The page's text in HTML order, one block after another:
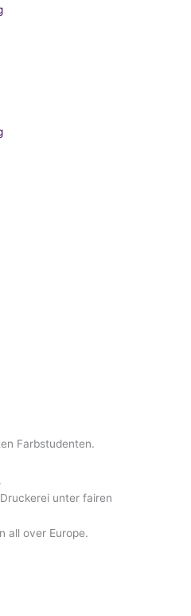
Farbstudenten.
unter fairen
all over Europe.